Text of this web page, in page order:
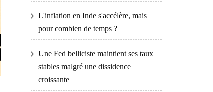
L'inflation en Inde s'accélère, mais
pour combien de temps ?
Une Fed belliciste maintient ses taux
stables malgré une dissidence
croissante